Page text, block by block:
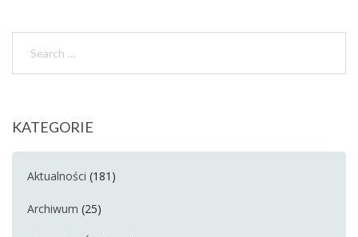
KATEGORIE
Aktualności (181)
Archiwum (25)